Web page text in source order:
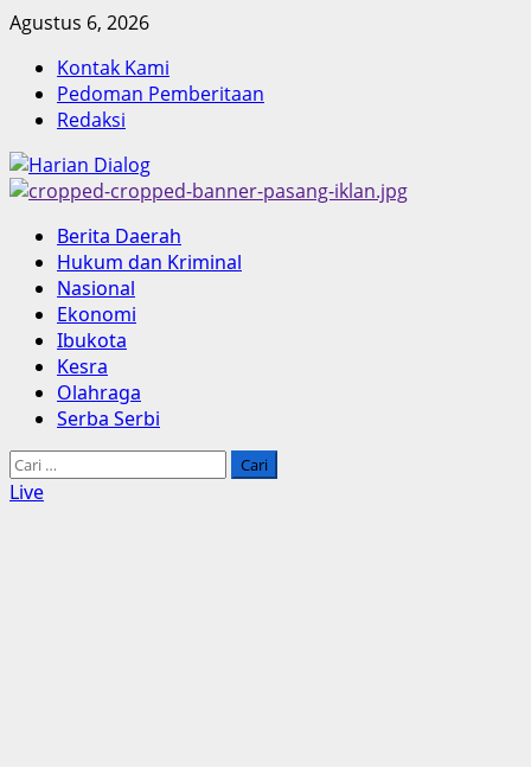
Skip
content
Agustus 6, 2026
Kontak Kami
Pedoman Pemberitaan
Redaksi
Primary
Menu
Berita Daerah
Hukum dan Kriminal
Nasional
Ekonomi
Ibukota
Kesra
Olahraga
Serba Serbi
Cari
untuk:
Live